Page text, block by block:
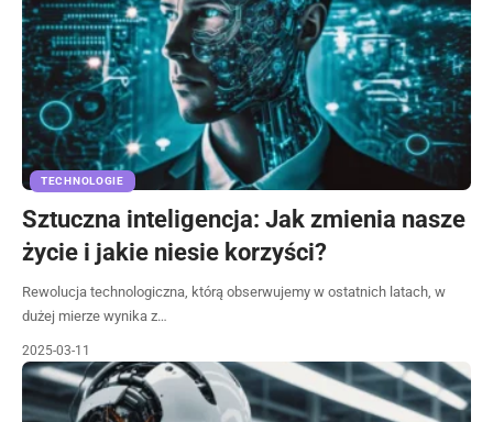
TECHNOLOGIE
Sztuczna inteligencja: Jak zmienia nasze
życie i jakie niesie korzyści?
Rewolucja technologiczna, którą obserwujemy w ostatnich latach, w
dużej mierze wynika z…
2025-03-11